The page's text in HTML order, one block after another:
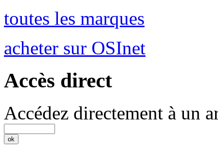
toutes les marques
acheter sur OSInet
Accès direct
Accédez directement à un